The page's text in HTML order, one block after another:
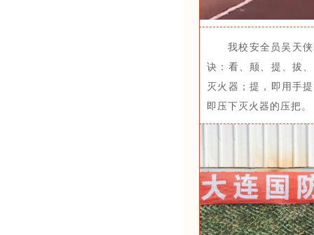
我校安全员吴天
诀：看、颠、提、拔
灭火器；提，即用手
即压下灭火器的压把。